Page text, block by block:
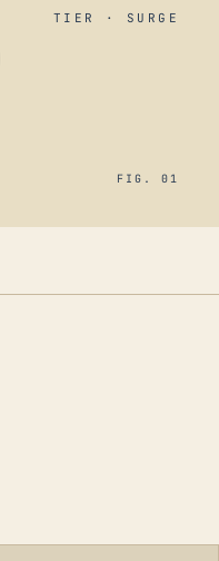
TIER · SURGE
FIG. 01